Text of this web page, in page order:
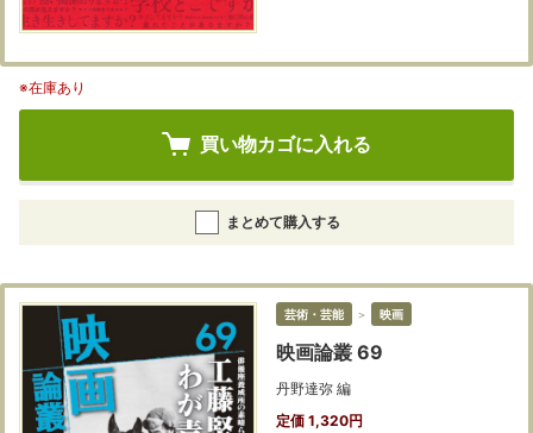
※在庫あり
買い物カゴに入れる
まとめて購入する
芸術・芸能 ＞ 映画
映画論叢 69
丹野達弥 編
定価 1,320円